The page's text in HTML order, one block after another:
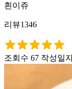
흰이쥬
리뷰1346
조회수 67 작성일